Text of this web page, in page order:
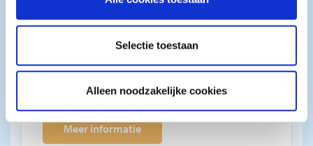
partners kunnen deze gegevens combineren met andere
informatie die u aan ze heeft verstrekt of die ze hebben
verzameld op basis van uw gebruik van hun services.
Selectie toestaan
Alleen noodzakelijke cookies
Tech UV-C
de ruimte beperkt is maar een hoge desinfectie-
efficiëntie vereist is.
Meer informatie